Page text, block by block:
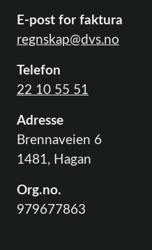
E-post for faktura
regnskap@dvs.no
Telefon
22 10 55 51
Adresse
Brennaveien 6
1481, Hagan
Org.no.
979677863